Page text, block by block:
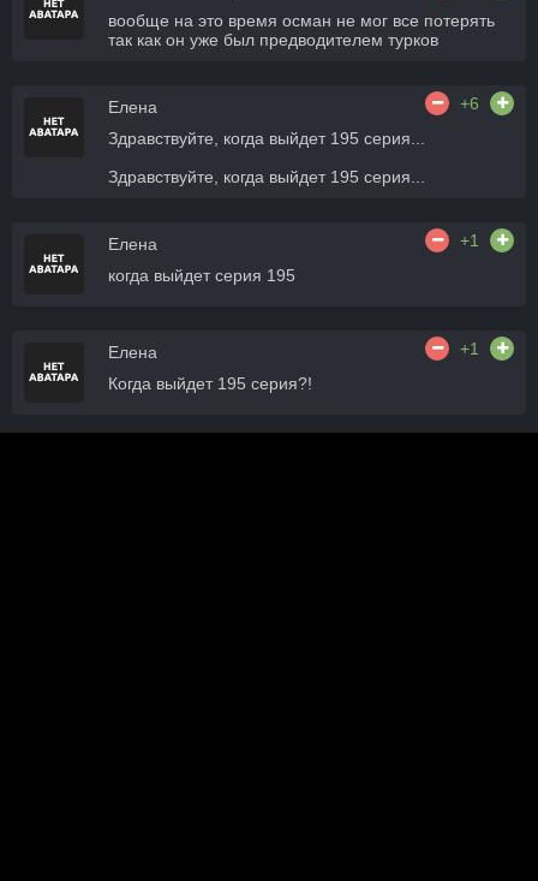
вообще на это время осман не мог все потерять
так как он уже был предводителем турков
Елена
+6
Здравствуйте, когда выйдет 195 серия...
Здравствуйте, когда выйдет 195 серия...
Елена
+1
когда выйдет серия 195
Елена
+1
Когда выйдет 195 серия?!